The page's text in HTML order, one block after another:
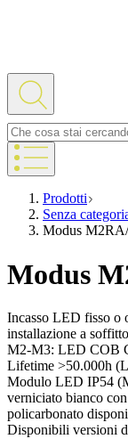
Prodotti
Senza
Modus
Modus
Incasso LED fisso o
installazione a
M2-M3: LED COB
Lifetime >50.000h
Modulo LED IP54
verniciato bianco
policarbonato
Disponibili versioni